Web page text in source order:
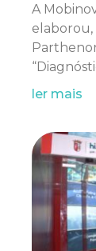
A
elaborou,
ler mais